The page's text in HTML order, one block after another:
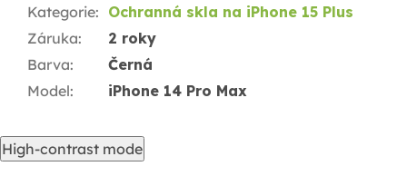
Kategorie: Ochranná skla na iPhone 15 Plus
Záruka:
2 roky
Barva:
Černá
Model: iPhone 14 Pro Max
High-contrast mode